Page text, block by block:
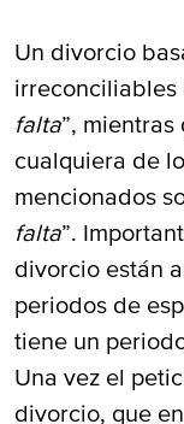
Un divorcio
irreconciliables
falta”,
cualquiera de
mencionados
falta”.
divorcio están
periodos de
tiene un
Una vez el
divorcio, que